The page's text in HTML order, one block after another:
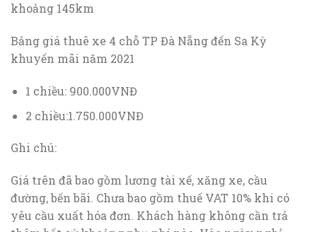
khoảng 145km
Bảng giá thuê xe 4 chỗ TP Đà Nẵng đến Sa Kỳ
khuyến mãi năm 2021
1 chiều: 900.000VNĐ
2 chiều:1.750.000VNĐ
Ghi chú:
Giá trên đã bao gồm lương tài xế, xăng xe, cầu
đường, bến bãi. Chưa bao gồm thuế VAT 10% khi có
yêu cầu xuất hóa đơn. Khách hàng không cần trả